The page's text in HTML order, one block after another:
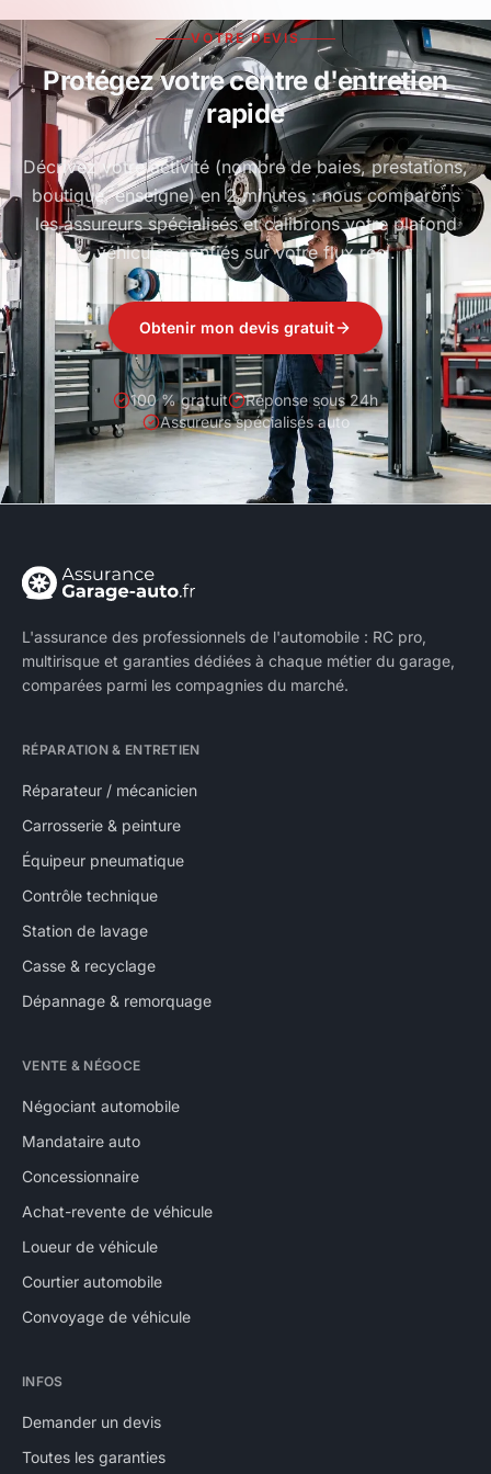
VOTRE DEVIS
Protégez votre centre d'entretien
rapide
Décrivez votre activité (nombre de baies, prestations,
boutique, enseigne) en 2 minutes : nous comparons
les assureurs spécialisés et calibrons votre plafond
véhicules confiés sur votre flux réel.
Obtenir mon devis gratuit
100 % gratuit
Réponse sous 24h
Assureurs spécialisés auto
L'assurance des professionnels de l'automobile : RC pro,
multirisque et garanties dédiées à chaque métier du garage,
comparées parmi les compagnies du marché.
RÉPARATION & ENTRETIEN
Réparateur / mécanicien
Carrosserie & peinture
Équipeur pneumatique
Contrôle technique
Station de lavage
Casse & recyclage
Dépannage & remorquage
VENTE & NÉGOCE
Négociant automobile
Mandataire auto
Concessionnaire
Achat-revente de véhicule
Loueur de véhicule
Courtier automobile
Convoyage de véhicule
INFOS
Demander un devis
Toutes les garanties